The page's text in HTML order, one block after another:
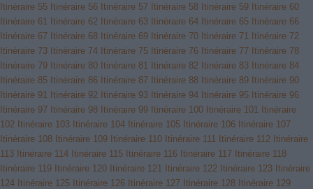
Itinéraire 55 Itinéraire 56 Itinéraire 57 Itinéraire 58 Itinéraire 59 Itinéraire 60
Itinéraire 61 Itinéraire 62 Itinéraire 63 Itinéraire 64 Itinéraire 65 Itinéraire 66
Itinéraire 67 Itinéraire 68 Itinéraire 69 Itinéraire 70 Itinéraire 71 Itinéraire 72
Itinéraire 73 Itinéraire 74 Itinéraire 75 Itinéraire 76 Itinéraire 77 Itinéraire 78
Itinéraire 79 Itinéraire 80 Itinéraire 81 Itinéraire 82 Itinéraire 83 Itinéraire 84
Itinéraire 85 Itinéraire 86 Itinéraire 87 Itinéraire 88 Itinéraire 89 Itinéraire 90
Itinéraire 91 Itinéraire 92 Itinéraire 93 Itinéraire 94 Itinéraire 95 Itinéraire 96
Itinéraire 97 Itinéraire 98 Itinéraire 99 Itinéraire 100 Itinéraire 101 Itinéraire
102 Itinéraire 103 Itinéraire 104 Itinéraire 105 Itinéraire 106 Itinéraire 107
Itinéraire 108 Itinéraire 109 Itinéraire 110 Itinéraire 111 Itinéraire 112 Itinéraire
113 Itinéraire 114 Itinéraire 115 Itinéraire 116 Itinéraire 117 Itinéraire 118
Itinéraire 119 Itinéraire 120 Itinéraire 121 Itinéraire 122 Itinéraire 123 Itinéraire
124 Itinéraire 125 Itinéraire 126 Itinéraire 127 Itinéraire 128 Itinéraire 129